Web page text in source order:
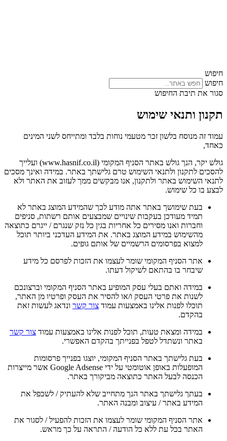
חיפוש
חיפוש
סגור את תיבת החיפוש
תקנון ותנאי שימוש
עמוד זה מנוסח בלשון זכר מטעמי נוחות בלבד ומתייחס לשני המינים
כאחד,
גולש יקר, הנך גולש באתר הסניף המקומי (www.hasnif.co.il) ועלייך
להסכים לתקנון ולתנאי השימוש טרם גלישתך באתר. במידה ואינך מסכים
לתנאי השימוש באתר ולתקנון, אנו מבקשים ממך לעזוב את האתר ולא
לבצע בו כל שימוש.
בעת שימושך באתר אתה מודע לכך שהמידע המוצג באתר לא
תמיד מעודכן בעקבות שינויים שמבצעים אותם רשתות, סניפים
וחברות ואנו מסירים כל אחריות בגין כל נזק שנגרם / ייגרם כתוצאה
מהשימוש במידע המוצג באתר. את המידע העדכני ביותר תוכל
למצוא בפרסומים הרשמיים של אותם גופים.
אתר הסניף המקומי שומר לעצמו את הזכות לפרסם כל מידע
שיבחר בו בהתאם לשיקול דעתו.
במידה ואתם בעלי עסק המופיע באתר הסניף המקומי וברצונכם
לשנות את פרטי העסק ו/או להסיר את העסק ופרטיו מן האתר,
תוכלו לפנות אלינו באמצעות עמוד צור קשר ונדאג לעשות זאת
בהקדם.
במידה ומצאת טעות, תוכל לפנות אלינו באמצעות עמוד צור קשר
באתר ונשתדל לטפל בפנייתך בהקדם האפשרי.
בעת גלישתך באתר הסניף המקומי, יוצגו בפנייך פרסומות
המופעלות באופן אוטומטי על ידי Google Adsense אשר מייצרות
הכנסה לבעל האתר כתוצאה מביקורך באתר.
בעתך גלישתך באתר הנך מתחייב שלא להעתיק / לשכפל את
המידע באתר / עיצוב ומבנה האתר.
אתר הסניף המקומי שומר לעצמו את הזכות להפעיל / לסגור את
האתר בכל עת ללא כל הודעה / התראה על כך מראש.